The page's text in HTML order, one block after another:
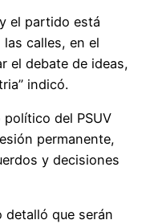
el partido está
calles, en el
el debate de ideas,
indicó.
del PSUV
permanente,
y decisiones
detalló que serán